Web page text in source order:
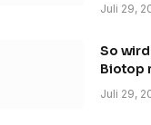
Juli 29,
So
Biotop
Juli 29,